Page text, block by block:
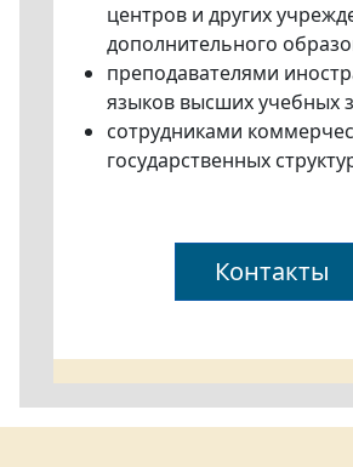
Контакты
центров и других
дополнительного
преподавателями
языков высших учебных
сотрудниками
государственных